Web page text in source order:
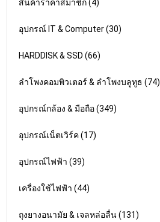
สินค้าราคาสมาชิก (4)
อุปกรณ์ IT & Computer (30)
HARDDISK & SSD (66)
ลำโพงคอมพิวเตอร์ & ลำโพงบลูทูธ (74)
อุปกรณ์กล้อง & มือถือ (349)
อุปกรณ์เน็ตเวิร์ค (17)
อุปกรณ์ไฟฟ้า (39)
เครื่องใช้ไฟฟ้า (44)
ถุงยางอนามัย & เจลหล่อลื่น (131)